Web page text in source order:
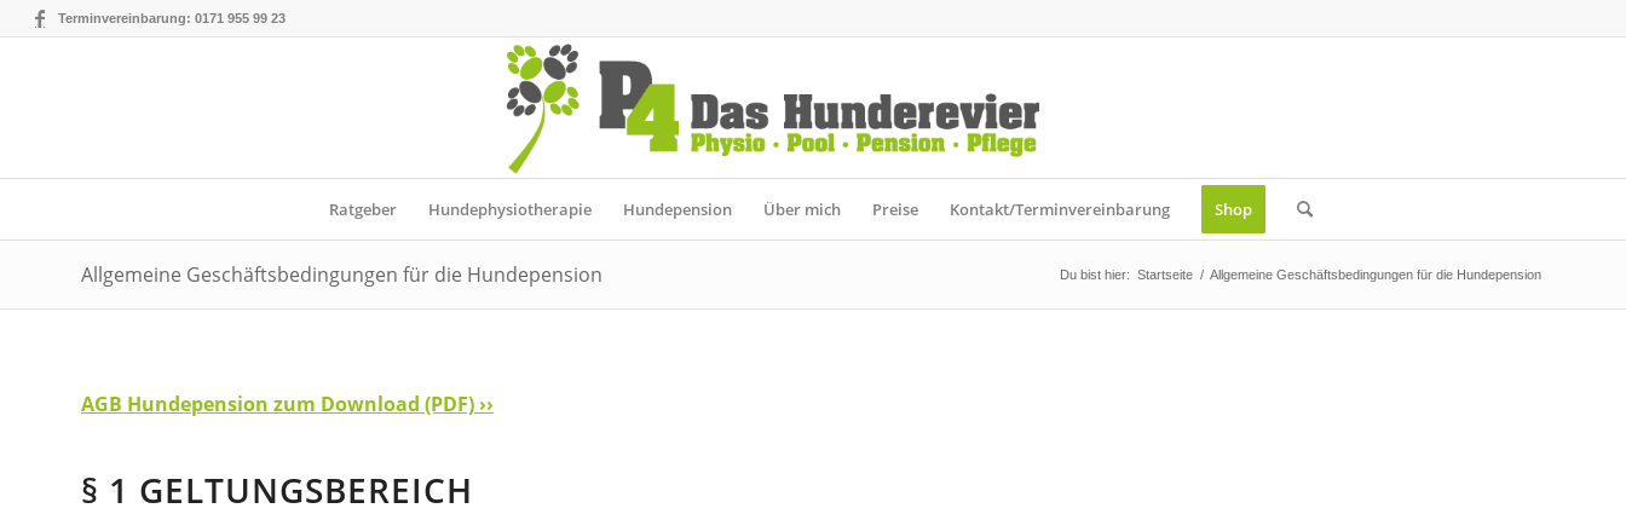
Terminvereinbarung: 0171 955 99 23
Ratgeber Hundephysiotherapie Hundepension Über mich Preise Kontakt/Terminvereinbarung Shop
Allgemeine Geschäftsbedingungen für die Hundepension Du bist hier: Startseite / Allgemeine Geschäftsbedingungen für die Hundepension
AGB Hundepension zum Download (PDF) ››
§ 1 GELTUNGSBEREICH